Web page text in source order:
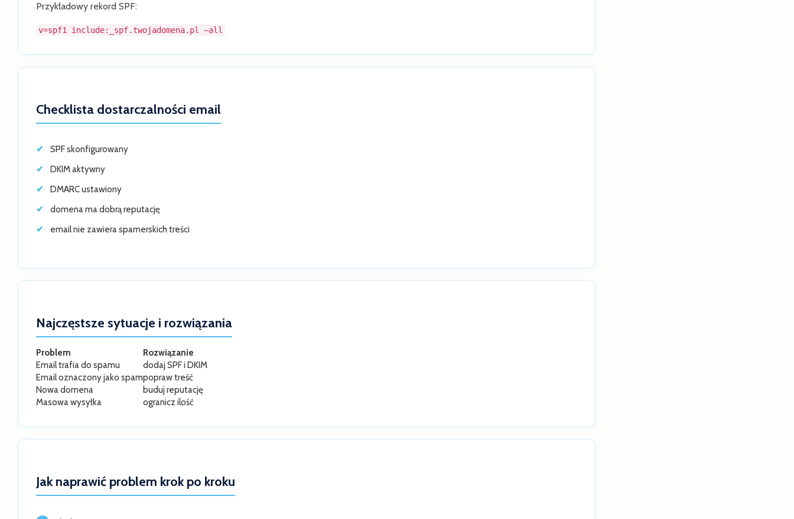
Przykładowy rekord SPF:
v=spf1 include:_spf.twojadomena.pl ~all
Checklista dostarczalności email
SPF skonfigurowany
DKIM aktywny
DMARC ustawiony
domena ma dobrą reputację
email nie zawiera spamerskich treści
Najczęstsze sytuacje i rozwiązania
Problem
Rozwiązanie
Email trafia do spamu
dodaj SPF i DKIM
Email oznaczony jako spampopraw treść
Nowa domena
buduj reputację
Masowa wysyłka
ogranicz ilość
Jak naprawić problem krok po kroku